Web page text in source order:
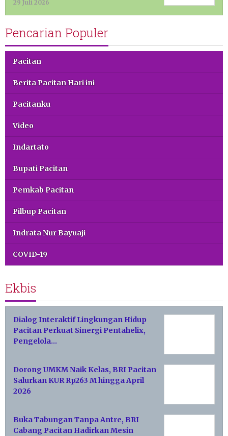
29 Juli 2026
Pencarian Populer
Pacitan
Berita Pacitan Hari ini
Pacitanku
Video
Indartato
Bupati Pacitan
Pemkab Pacitan
Pilbup Pacitan
Indrata Nur Bayuaji
COVID-19
Ekbis
Dialog Interaktif Lingkungan Hidup
Pacitan Perkuat Sinergi Pentahelix,
Pengelola…
Dorong UMKM Naik Kelas, BRI Pacitan
Salurkan KUR Rp263 M hingga April
2026
Buka Tabungan Tanpa Antre, BRI
Cabang Pacitan Hadirkan Mesin